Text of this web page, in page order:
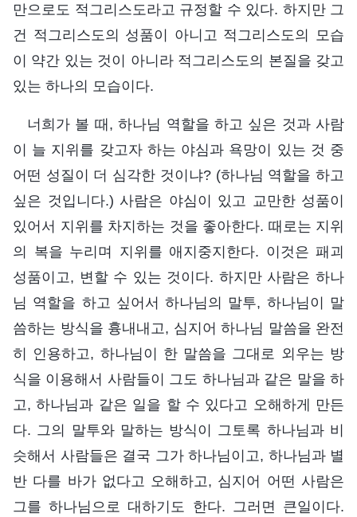
만으로도 적그리스도라고 규정할 수 있다. 하지만 그
건 적그리스도의 성품이 아니고 적그리스도의 모습
이 약간 있는 것이 아니라 적그리스도의 본질을 갖고
있는 하나의 모습이다.
너희가 볼 때, 하나님 역할을 하고 싶은 것과 사람
이 늘 지위를 갖고자 하는 야심과 욕망이 있는 것 중
어떤 성질이 더 심각한 것이냐? (하나님 역할을 하고
싶은 것입니다.) 사람은 야심이 있고 교만한 성품이
있어서 지위를 차지하는 것을 좋아한다. 때로는 지위
의 복을 누리며 지위를 애지중지한다. 이것은 패괴
성품이고, 변할 수 있는 것이다. 하지만 사람은 하나
님 역할을 하고 싶어서 하나님의 말투, 하나님이 말
씀하는 방식을 흉내내고, 심지어 하나님 말씀을 완전
히 인용하고, 하나님이 한 말씀을 그대로 외우는 방
식을 이용해서 사람들이 그도 하나님과 같은 말을 하
고, 하나님과 같은 일을 할 수 있다고 오해하게 만든
다. 그의 말투와 말하는 방식이 그토록 하나님과 비
슷해서 사람들은 결국 그가 하나님이고, 하나님과 별
반 다를 바가 없다고 오해하고, 심지어 어떤 사람은
그를 하나님으로 대하기도 한다. 그러면 큰일이다.